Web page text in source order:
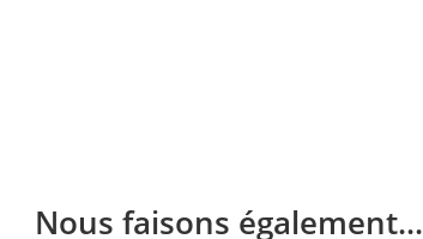
Nous faisons également...